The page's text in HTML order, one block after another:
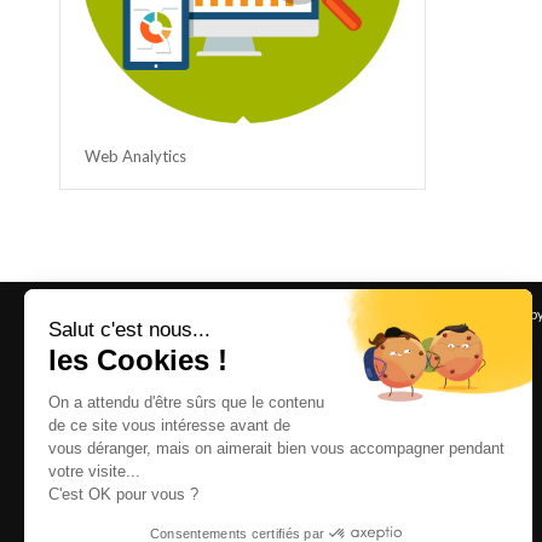
Web Analytics
contact@ebloo-group.com Enfold Theme
Salut c'est nous...
les Cookies !
On a attendu d'être sûrs que le contenu
de ce site vous intéresse avant de
vous déranger, mais on aimerait bien vous accompagner pendant
votre visite...
C'est OK pour vous ?
Consentements certifiés par